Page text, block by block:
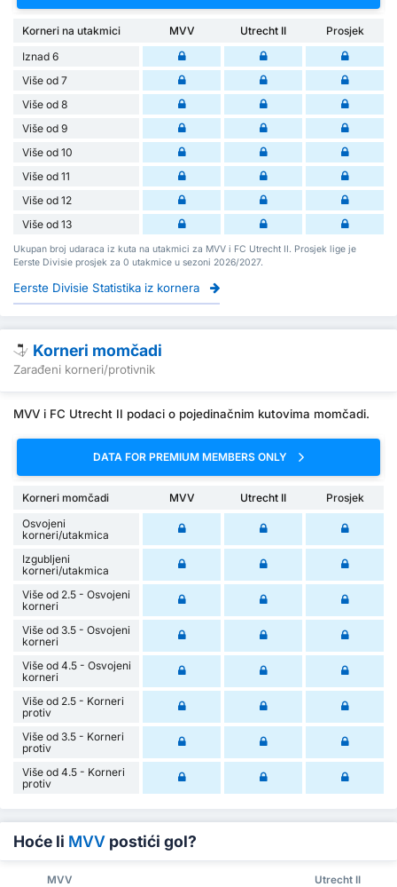
Korneri na utakmici MVV Utrecht II
Prosjek
Iznad 6
Više od 7
Više od 8
Više od 9
Više od 10
Više od 11
Više od 12
Više od 13
Ukupan broj udaraca iz kuta na utakmici za MVV i FC Utrecht II. Prosjek lige je
Eerste Divisie prosjek za 0 utakmice u sezoni 2026/2027.
Eerste Divisie Statistika iz kornera
Korneri momčadi
Zarađeni korneri/protivnik
MVV i FC Utrecht II podaci o pojedinačnim kutovima momčadi.
DATA FOR PREMIUM MEMBERS ONLY
Korneri momčadi MVV Utrecht II
Prosjek
Osvojeni
korneri/utakmica
Izgubljeni
korneri/utakmica
Više od 2.5 - Osvojeni
korneri
Više od 3.5 - Osvojeni
korneri
Više od 4.5 - Osvojeni
korneri
Više od 2.5 - Korneri
protiv
Više od 3.5 - Korneri
protiv
Više od 4.5 - Korneri
protiv
Hoće li MVV postići gol?
MVV Utrecht II